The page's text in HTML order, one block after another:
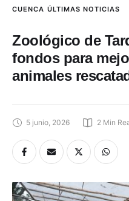
CUENCA ÚLTIMAS NOTICIAS
Zoológico de
fondos para
animales
5 junio, 2026 2 Min